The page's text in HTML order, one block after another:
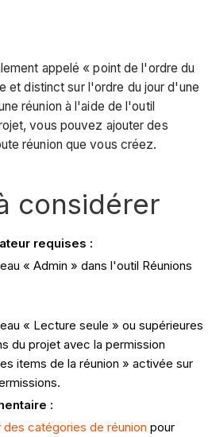
appelé « point de l'ordre du
et distinct sur l'ordre du jour d'une
réunion à l'aide de l'outil
vous pouvez ajouter des
réunion que vous créez.
considérer
requises :
« Admin » dans l'outil Réunions
« Lecture seule » ou supérieures
du projet avec la permission
items de la réunion » activée sur
:
des catégories de réunion pour